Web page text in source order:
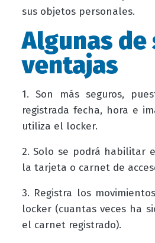
sus objetos personales.
Algunas de
ventajas
1. Son más seguros,
registrada fecha, hora e
utiliza el locker.
2. Solo se podrá habilitar
la tarjeta o carnet de
3. Registra los
locker (cuantas veces ha
el carnet registrado).